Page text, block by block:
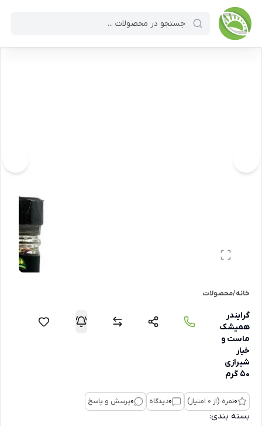
خانه/محصولات
گرایندر
همیشک
ماست و
خیار
شیرازی
50 گرم
0نمره (از 0 امتیاز) 0دیدگاه 0پرسش و پاسخ
بسته بندی: